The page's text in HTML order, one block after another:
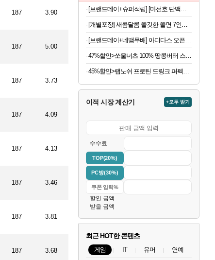
187 3.90
187 5.00
187 3.73
187 4.09
187 4.13
187 3.46
187 3.81
187 3.68
45%할인>랩노쉬 프로틴 드링크 퍼펙트 솔티드카라멜, 350ml, 24개
이적 시장 계산기 +모두 받기
수수료
TOP(20%)
PC방(30%)
할인 금액
받을 금액
최근 HOT한 콘텐츠
게임 IT 유머 연예